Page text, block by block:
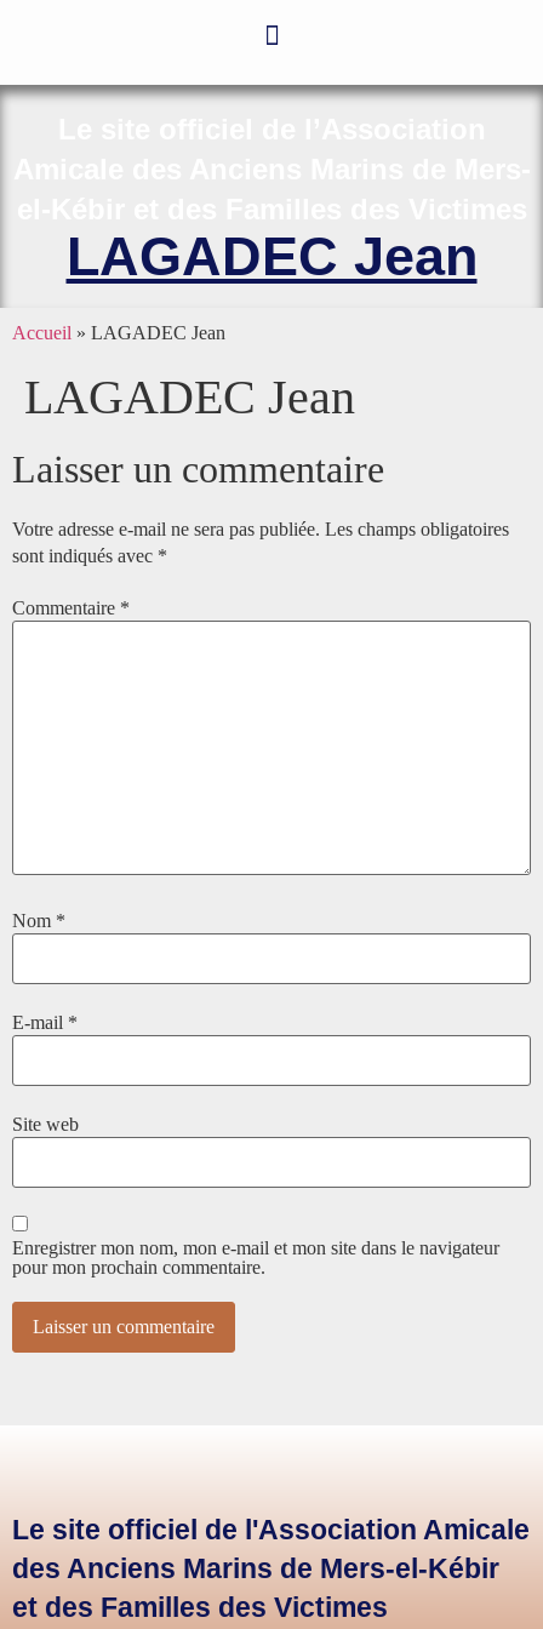
LAGADEC Jean
Accueil » LAGADEC Jean
LAGADEC Jean
Laisser un commentaire
Votre adresse e-mail ne sera pas publiée. Les champs obligatoires
sont indiqués avec *
Commentaire *
Nom *
E-mail *
Site web
Enregistrer mon nom, mon e-mail et mon site dans le navigateur
pour mon prochain commentaire.
Le site officiel de l'Association Amicale
des Anciens Marins de Mers-el-Kébir
et des Familles des Victimes